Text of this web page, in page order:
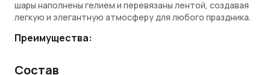
шары наполнены гелием и перевязаны лентой, создавая
легкую и элегантную атмосферу для любого праздника.
Преимущества:
круги
Состав